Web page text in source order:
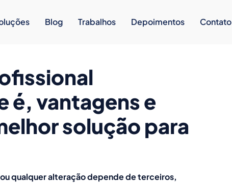
Blog Trabalhos Depoimentos Contato
é, vantagens e
solução para
qualquer alteração depende de terceiros,